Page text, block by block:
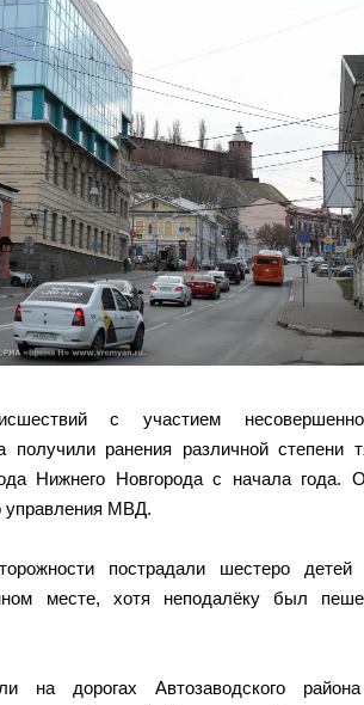
с участием
получили ранения различной степени
Нижнего Новгорода с начала года.
управления МВД.
пострадали шестеро
месте, хотя неподалёку был
на дорогах Автозаводского